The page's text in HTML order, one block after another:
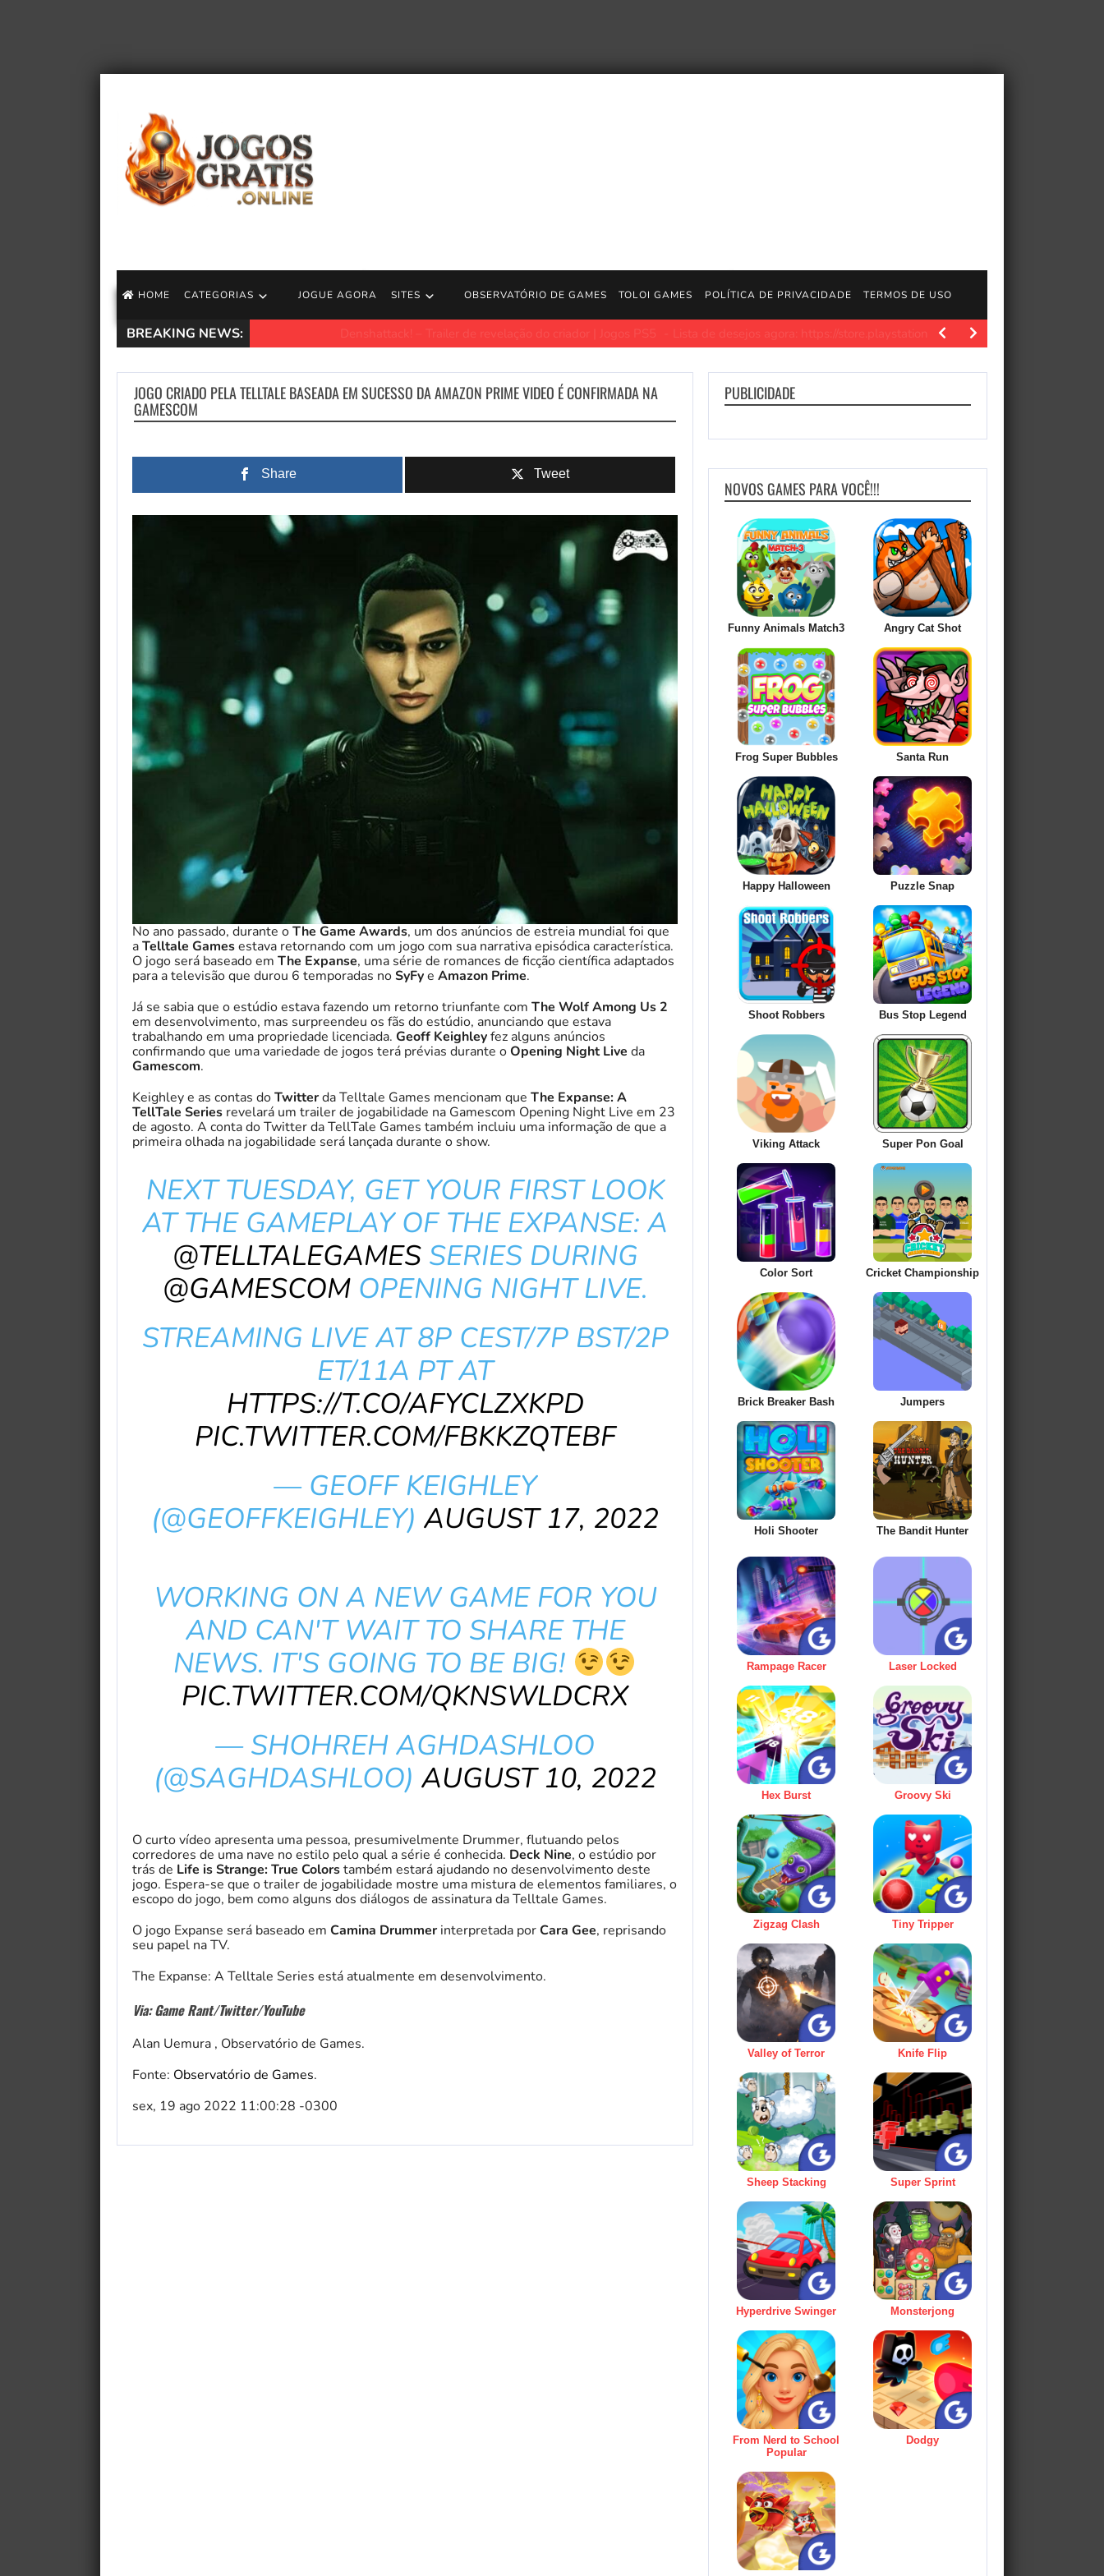
HOME CATEGORIAS JOGUE AGORA SITES OBSERVATÓRIO DE GAMES TOLOI GAMES POLÍTICA DE PRIVACIDADE TERMOS DE USO
BREAKING NEWS: Lista de desejos agora: https://store.playstation.com/concept/10015063 Conheça os
JOGO CRIADO PELA TELLTALE BASEADA EM SUCESSO DA AMAZON PRIME VIDEO É CONFIRMADA NA
GAMESCOM
Share Tweet
No ano passado, durante oThe Game Awards, um dos anúncios de estreia mundial foi que
aTelltale Gamesestava retornando com um jogo com sua narrativa episódica característica.
O jogo será baseado em The Expanse, uma série de romances de ficção científica adaptados
para a televisão que durou 6 temporadas noSyFye Amazon Prime.
Já se sabia que o estúdio estava fazendo um retorno triunfante com The Wolf Among Us 2
em desenvolvimento, mas surpreendeu os fãs do estúdio, anunciando que estava
trabalhando em uma propriedade licenciada. Geoff Keighleyfez alguns anúncios
confirmando que uma variedade de jogos terá prévias durante oOpening Night Live da
Gamescom.
Keighley e as contas doTwitterda Telltale Games mencionam que The Expanse: A
TellTale Series revelará um trailer de jogabilidade na Gamescom Opening Night Live em 23
de agosto. A conta do Twitter da TellTale Games também incluiu uma informação de que a
primeira olhada na jogabilidade será lançada durante o show.
NEXT TUESDAY, GET YOUR FIRST LOOK
AT THE GAMEPLAY OF THE EXPANSE: A
@TELLTALEGAMESSERIES DURING
@GAMESCOMOPENING NIGHT LIVE.
STREAMING LIVE AT 8P CEST/7P BST/2P
ET/11A PT AT
HTTPS://T.CO/AFYCLZXKPD
PIC.TWITTER.COM/FBKKZQTEBF
— GEOFF KEIGHLEY
(@GEOFFKEIGHLEY) AUGUST 17, 2022
WORKING ON A NEW GAME FOR YOU
AND CAN'T WAIT TO SHARE THE
NEWS. IT'S GOING TO BE BIG!
PIC.TWITTER.COM/QKNSWLDCRX
— SHOHREH AGHDASHLOO
(@SAGHDASHLOO) AUGUST 10, 2022
O curto vídeo apresenta uma pessoa, presumivelmente Drummer, flutuando pelos
corredores de uma nave no estilo pelo qual a série é conhecida. Deck Nine, o estúdio por
trás de Life is Strange: True Colorstambém estará ajudando no desenvolvimento deste
jogo. Espera-se que o trailer de jogabilidade mostre uma mistura de elementos familiares, o
escopo do jogo, bem como alguns dos diálogos de assinatura da Telltale Games.
O jogo Expanse será baseado em Camina Drummer interpretada porCara Gee, reprisando
seu papel na TV.
The Expanse: A Telltale Series está atualmente em desenvolvimento.
Via: Game Rant/Twitter/YouTube
Alan Uemura , Observatório de Games.
Fonte: Observatório de Games.
sex, 19 ago 2022 11:00:28 -0300
PUBLICIDADE
NOVOS GAMES PARA VOCÊ!!!
Funny Animals Match3 Angry Cat Shot
Frog Super Bubbles Santa Run
Happy Halloween Puzzle Snap
Shoot Robbers Bus Stop Legend
Viking Attack Super Pon Goal
Color Sort Cricket Championship
Brick Breaker Bash Jumpers
Holi Shooter The Bandit Hunter
Rampage Racer Laser Locked
Hex Burst Groovy Ski
Zigzag Clash Tiny Tripper
Valley of Terror Knife Flip
Sheep Stacking Super Sprint
Hyperdrive Swinger Monsterjong
From Nerd to School
Popular
Dodgy